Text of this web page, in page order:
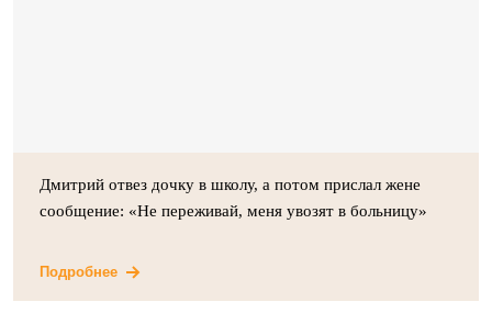
Дмитрий отвез дочку в школу, а потом прислал жене
сообщение: «Не переживай, меня увозят в больницу»
Подробнее